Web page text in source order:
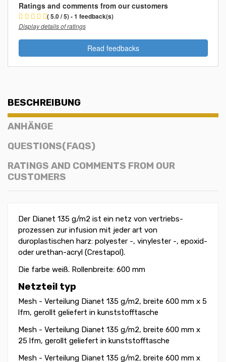
Ratings and comments from our customers
( 5.0 / 5) - 1 feedback(s)
Display details of ratings
Read feedbacks
BESCHREIBUNG
ANHÄNGE
QUESTIONS(FAQS)
RATINGS AND COMMENTS FROM OUR
CUSTOMERS
Der Dianet 135 g/m2 ist ein netz von vertriebs-
prozessen zur infusion mit jeder art von
duroplastischen harz: polyester -, vinylester -, epoxid-
oder urethan-acryl (Crestapol).
Die farbe weiß. Rollenbreite: 600 mm
Netzteil typ
Mesh - Verteilung Dianet 135 g/m2, breite 600 mm x 5
lfm, gerollt geliefert in kunststofftasche
Mesh - Verteilung Dianet 135 g/m2, breite 600 mm x
25 lfm, gerollt geliefert in kunststofftasche
Mesh - Verteilung Dianet 135 g/m2, breite 600 mm x